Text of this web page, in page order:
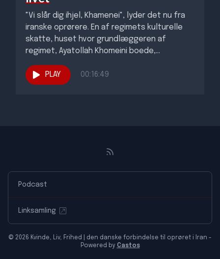
"Vi slår dig ihjel, Khamenei", lyder det nu fra
iranske oprørere. En af regimets kulturelle
skatte, huset hvor grundlæggeren af
regimet, Ayatollah Khomeini boede,...
PLAY 00:16:49
Podcast
Linksamling
© 2026 Kvinde, Liv, Frihed | den danske forbindelse til oprøret i Iran -
Powered by Castos